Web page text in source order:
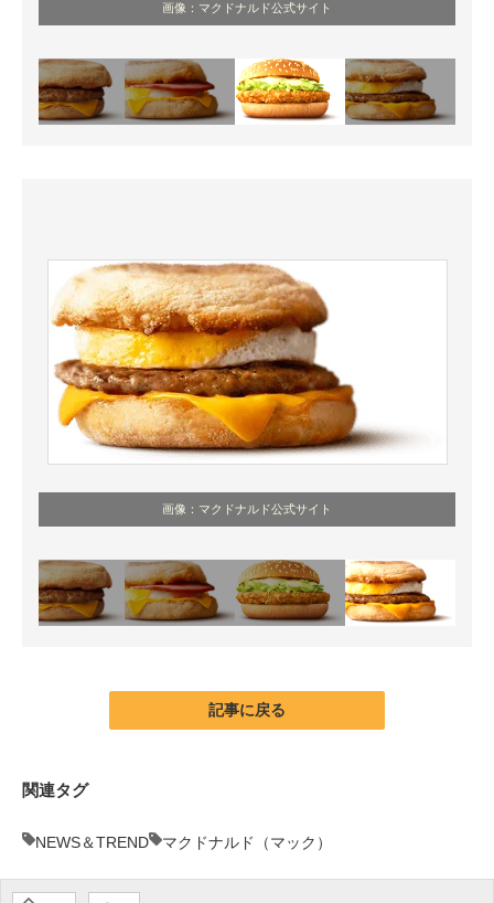
画像：マクドナルド公式サイト
画像：マクドナルド公式サイト
記事に戻る
関連タグ
NEWS＆TREND マクドナルド（マック）